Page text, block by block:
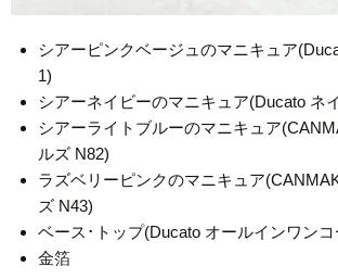
シアーピンクベージュのマニキュア
1)
シアーネイビーのマニキュア(Ducato ネ
シアーライトブルーのマニキュア
ルズ N82)
ラズベリーピンクのマニキュア
ズ N43)
ベース･トップ(Ducato オールインワンコ
金箔